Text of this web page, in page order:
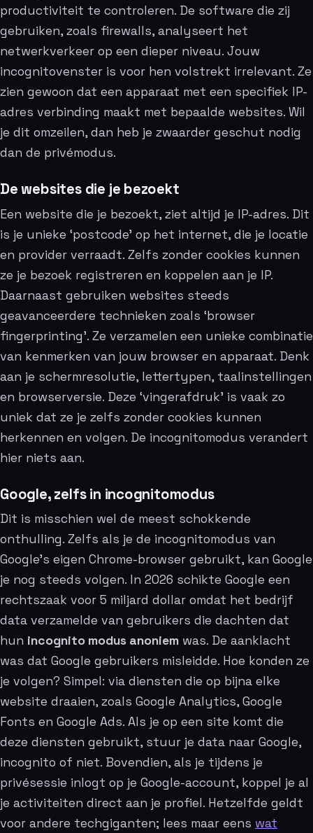
productiviteit te controleren. De software die zij
gebruiken, zoals firewalls, analyseert het
netwerkverkeer op een dieper niveau. Jouw
incognitovenster is voor hen volstrekt irrelevant. Ze
zien gewoon dat een apparaat met een specifiek IP-
adres verbinding maakt met bepaalde websites. Wil
je dit omzeilen, dan heb je zwaarder geschut nodig
dan de privémodus.
De websites die je bezoekt
Een website die je bezoekt, ziet altijd je IP-adres. Dit
is je unieke ‘postcode’ op het internet, die je locatie
en provider verraadt. Zelfs zonder cookies kunnen
ze je bezoek registreren en koppelen aan je IP.
Daarnaast gebruiken websites steeds
geavanceerdere technieken zoals ‘browser
fingerprinting’. Ze verzamelen een unieke combinatie
van kenmerken van jouw browser en apparaat. Denk
aan je schermresolutie, lettertypen, taalinstellingen
en browserversie. Deze ‘vingerafdruk’ is vaak zo
uniek dat ze je zelfs zonder cookies kunnen
herkennen en volgen. De incognitomodus verandert
hier niets aan.
Google, zelfs in incognitomodus
Dit is misschien wel de meest schokkende
onthulling. Zelfs als je de incognitomodus van
Google’s eigen Chrome-browser gebruikt, kan Google
je nog steeds volgen. In 2026 schikte Google een
rechtszaak voor 5 miljard dollar omdat het bedrijf
data verzamelde van gebruikers die dachten dat
hun incognito modus anoniem was. De aanklacht
was dat Google gebruikers misleidde. Hoe konden ze
je volgen? Simpel: via diensten die op bijna elke
website draaien, zoals Google Analytics, Google
Fonts en Google Ads. Als je op een site komt die
deze diensten gebruikt, stuur je data naar Google,
incognito of niet. Bovendien, als je tijdens je
privésessie inlogt op je Google-account, koppel je al
je activiteiten direct aan je profiel. Hetzelfde geldt
voor andere techgiganten; lees maar eens wat